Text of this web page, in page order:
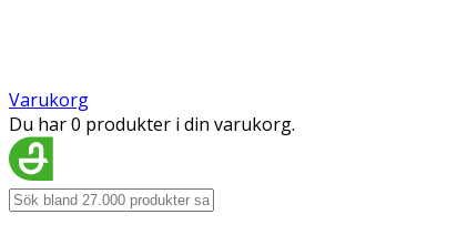
Varukorg
Du har 0 produkter i din varukorg.